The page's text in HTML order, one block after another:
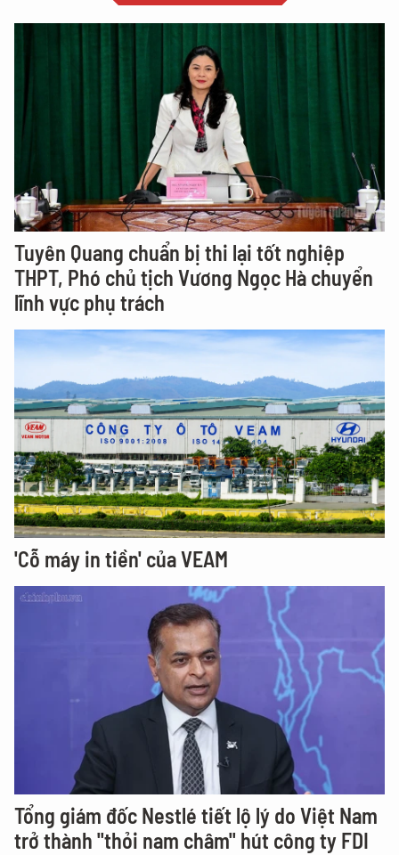
Tuyên Quang chuẩn bị thi lại tốt nghiệp
THPT, Phó chủ tịch Vương Ngọc Hà chuyển
lĩnh vực phụ trách
'Cỗ máy in tiền' của VEAM
Tổng giám đốc Nestlé tiết lộ lý do Việt Nam
trở thành "thỏi nam châm" hút công ty FDI